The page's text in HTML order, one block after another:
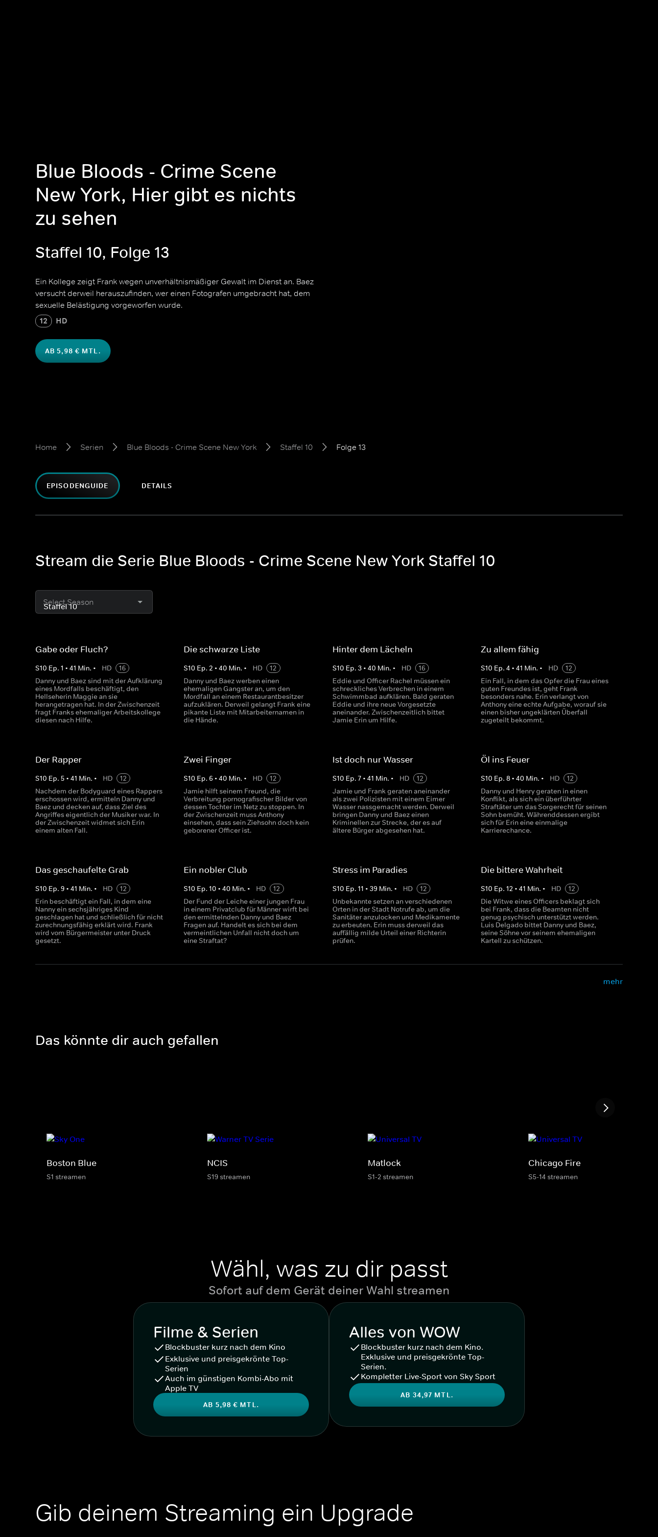
Blue Bloods - Crime Scene
New York, Hier gibt es nichts
zu sehen
Staffel 10, Folge 13
Ein Kollege zeigt Frank wegen unverhältnismäßiger Gewalt im Dienst an. Baez
versucht derweil herauszufinden, wer einen Fotografen umgebracht hat, dem
sexuelle Belästigung vorgeworfen wurde.
12 HD
AB 5,98 € MTL.
Home Serien Blue Bloods - Crime Scene New York Staffel 10 Folge 13
EPISODENGUIDE DETAILS
Stream die Serie Blue Bloods - Crime Scene New York Staffel 10
Select Season
Gabe oder Fluch?
S10 Ep. 1 • 41 Min. • HD
16
Danny und Baez sind mit der Aufklärung
eines Mordfalls beschäftigt, den
Hellseherin Maggie an sie
herangetragen hat. In der Zwischenzeit
fragt Franks ehemaliger Arbeitskollege
diesen nach Hilfe.
Die schwarze Liste
S10 Ep.2 •40 Min. • HD
12
Danny und Baez werben einen
ehemaligen Gangster an, um den
Mordfall an einem Restaurantbesitzer
aufzuklären. Derweil gelangt Frank eine
pikante Liste mit Mitarbeiternamen in
die Hände.
Hinter dem Lächeln
S10 Ep. 3 • 40 Min. • HD
16
Eddie und Officer Rachel müssen ein
schreckliches Verbrechen in einem
Schwimmbad aufklären. Bald geraten
Eddie und ihre neue Vorgesetzte
aneinander. Zwischenzeitlich bittet
Jamie Erin um Hilfe.
Zu allem fähig
S10 Ep. 4 • 41 Min. • HD
12
Ein Fall, in dem das Opfer die Frau eines
guten Freundes ist, geht Frank
besonders nahe. Erin verlangt von
Anthony eine echte Aufgabe, worauf sie
einen bisher ungeklärten Überfall
zugeteilt bekommt.
Der Rapper
S10 Ep. 5 • 41 Min. • HD
12
Nachdem der Bodyguard eines Rappers
erschossen wird, ermitteln Danny und
Baez und decken auf, dass Ziel des
Angriffes eigentlich der Musiker war. In
der Zwischenzeit widmet sich Erin
einem alten Fall.
Zwei Finger
S10 Ep.6 •40 Min. • HD
12
Jamie hilft seinem Freund, die
Verbreitung pornografischer Bilder von
dessen Tochter im Netz zu stoppen. In
der Zwischenzeit muss Anthony
einsehen, dass sein Ziehsohn doch kein
geborener Officer ist.
Ist doch nur Wasser
S10 Ep. 7• 41 Min. • HD
12
Jamie und Frank geraten aneinander
als zwei Polizisten mit einem Eimer
Wasser nassgemacht werden. Derweil
bringen Danny und Baez einen
Kriminellen zur Strecke, der es auf
ältere Bürger abgesehen hat.
Öl ins Feuer
S10 Ep. 8• 40 Min. • HD
12
Danny und Henry geraten in einen
Konflikt, als sich ein überführter
Straftäter um das Sorgerecht für seinen
Sohn bemüht. Währenddessen ergibt
sich für Erin eine einmalige
Karrierechance.
Das geschaufelte Grab
S10 Ep. 9 • 41 Min. • HD
12
Erin beschäftigt ein Fall, in dem eine
Nanny ein sechsjähriges Kind
geschlagen hat und schließlich für nicht
zurechnungsfähig erklärt wird. Frank
wird vom Bürgermeister unter Druck
gesetzt.
Ein nobler Club
S10 Ep.10 •40 Min. • HD
12
Der Fund der Leiche einer jungen Frau
in einem Privatclub für Männer wirft bei
den ermittelnden Danny und Baez
Fragen auf. Handelt es sich bei dem
vermeintlichen Unfall nicht doch um
eine Straftat?
Stress im Paradies
S10 Ep. 11 • 39Min. • HD
12
Unbekannte setzen an verschiedenen
Orten in der Stadt Notrufe ab, um die
Sanitäter anzulocken und Medikamente
zu erbeuten. Erin muss derweil das
auffällig milde Urteil einer Richterin
prüfen.
Die bittere Wahrheit
S10 Ep. 12 • 41 Min. • HD
12
Die Witwe eines Officers beklagt sich
bei Frank, dass die Beamten nicht
genug psychisch unterstützt werden.
Luis Delgado bittet Danny und Baez,
seine Söhne vor seinem ehemaligen
Kartell zu schützen.
mehr
Das könnte dir auch gefallen
Boston Blue
S1 streamen
NCIS
S19 streamen
Matlock
S1-2 streamen
Chicago Fire
S5-14 streamen
Wähl, was zu dir passt
Sofort auf dem Gerät deiner Wahl streamen
Filme & Serien
Blockbuster kurz nach dem Kino
Exklusive und preisgekrönte Top-
Serien
Auch im günstigen Kombi-Abo mit
Apple TV
AB 5,98 € MTL.
Alles von WOW
Blockbuster kurz nach dem Kino.
Exklusive und preisgekrönte Top-
Serien.
Kompletter Live-Sport von Sky Sport
AB 34,97 MTL.
Gib deinem Streaming ein Upgrade